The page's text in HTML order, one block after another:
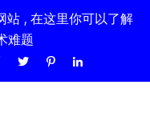
站 , 在这里你可以了解
难题